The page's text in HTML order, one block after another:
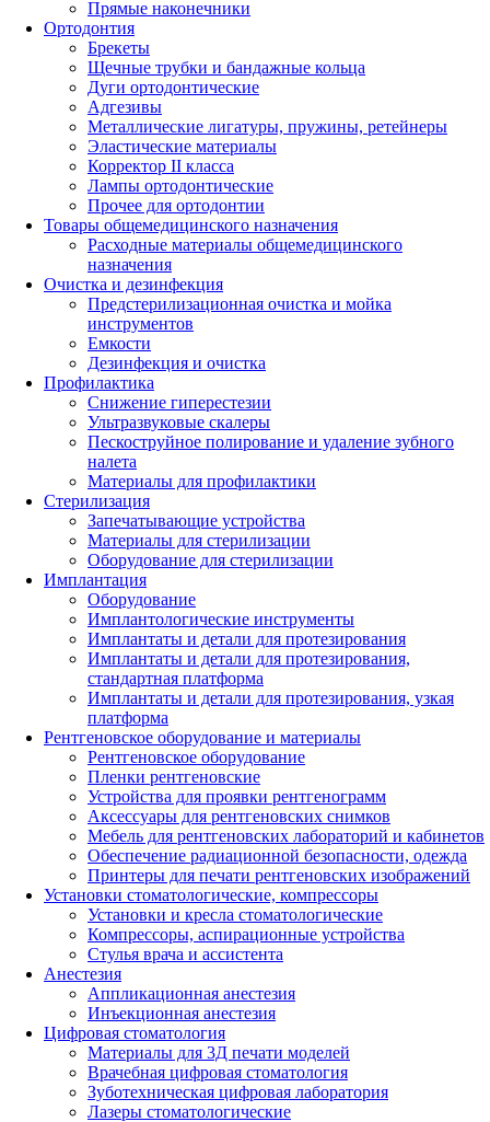
Прямые наконечники
Ортодонтия
Брекеты
Щечные трубки и бандажные кольца
Дуги ортодонтические
Адгезивы
Металлические лигатуры, пружины, ретейнеры
Эластические материалы
Корректор II класса
Лампы ортодонтические
Прочее для ортодонтии
Товары общемедицинского назначения
Расходные материалы общемедицинского
назначения
Очистка и дезинфекция
Предстерилизационная очистка и мойка
инструментов
Емкости
Дезинфекция и очистка
Профилактика
Снижение гиперестезии
Ультразвуковые скалеры
Пескоструйное полирование и удаление зубного
налета
Материалы для профилактики
Стерилизация
Запечатывающие устройства
Материалы для стерилизации
Оборудование для стерилизации
Имплантация
Оборудование
Имплантологические инструменты
Имплантаты и детали для протезирования
Имплантаты и детали для протезирования,
стандартная платформа
Имплантаты и детали для протезирования, узкая
платформа
Рентгеновское оборудование и материалы
Рентгеновское оборудование
Пленки рентгеновские
Устройства для проявки рентгенограмм
Аксессуары для рентгеновских снимков
Мебель для рентгеновских лабораторий и кабинетов
Обеспечение радиационной безопасности, одежда
Принтеры для печати рентгеновских изображений
Установки стоматологические, компрессоры
Установки и кресла стоматологические
Компрессоры, аспирационные устройства
Стулья врача и ассистента
Анестезия
Аппликационная анестезия
Инъекционная анестезия
Цифровая стоматология
Материалы для 3Д печати моделей
Врачебная цифровая стоматология
Зуботехническая цифровая лаборатория
Лазеры стоматологические